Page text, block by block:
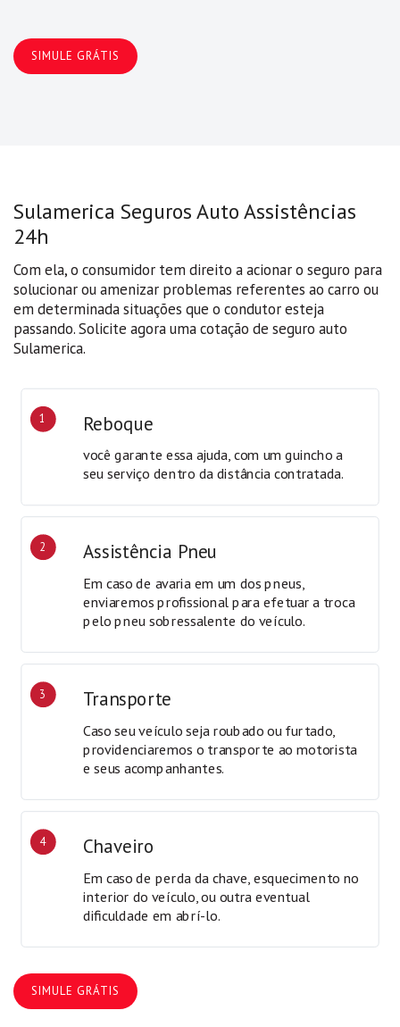
SIMULE GRÁTIS
Sulamerica Seguros Auto Assistências
24h
Com ela, o consumidor tem direito a acionar o seguro para
solucionar ou amenizar problemas referentes ao carro ou
em determinada situações que o condutor esteja
passando. Solicite agora uma cotação de seguro auto
Sulamerica.
1 Reboque
você garante essa ajuda, com um guincho a
seu serviço dentro da distância contratada.
2 Assistência Pneu
Em caso de avaria em um dos pneus,
enviaremos profissional para efetuar a troca
pelo pneu sobressalente do veículo.
3 Transporte
Caso seu veículo seja roubado ou furtado,
providenciaremos o transporte ao motorista
e seus acompanhantes.
4 Chaveiro
Em caso de perda da chave, esquecimento no
interior do veículo, ou outra eventual
dificuldade em abrí-lo.
SIMULE GRÁTIS